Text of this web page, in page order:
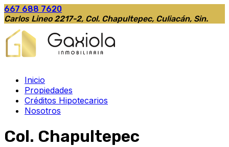
667 688 7620
Carlos Lineo 2217-2, Col. Chapultepec, Culiacán, Sin.
Inicio
Propiedades
Créditos Hipotecarios
Nosotros
Col. Chapultepec